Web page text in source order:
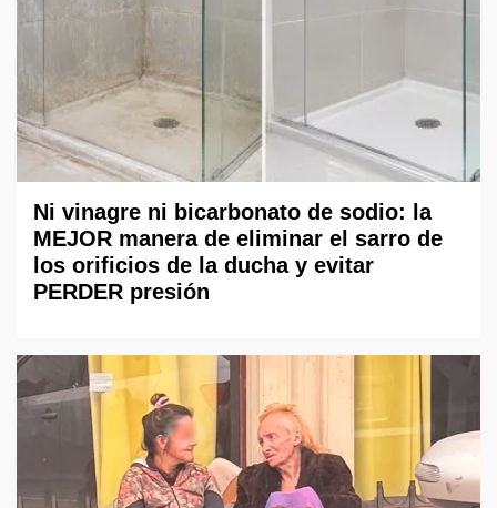
Ni vinagre ni bicarbonato de sodio: la
MEJOR manera de eliminar el sarro de
los orificios de la ducha y evitar
PERDER presión